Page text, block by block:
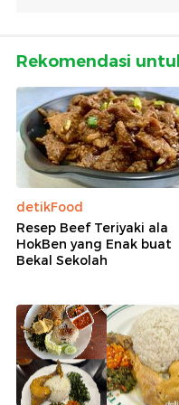
Rekomendasi
detikFood
Resep Beef Teriyaki ala
HokBen yang Enak buat
Bekal Sekolah